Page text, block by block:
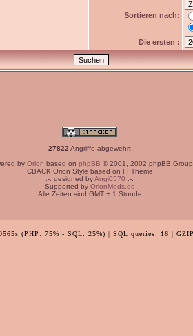
Sortieren nach:
Die ersten :
27822 Angriffe abgewehrt
by Orion based on phpBB © 2001, 2002 phpBB Group
CBACK Orion Style based on FI Theme
:-: designed byAngi0570 :-:
Supported by OrionMods.de
Alle Zeiten sind GMT + 1 Stunde
(PHP: 75% - SQL: 25%) | SQL queries: 16 |